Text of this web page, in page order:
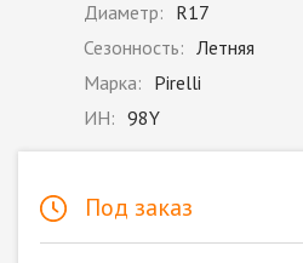
Диаметр: R17
Сезонность: Летняя
Марка: Pirelli
ИН: 98Y
Под заказ